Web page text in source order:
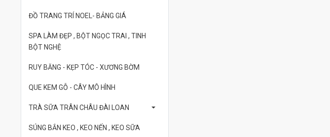
ĐỒ TRANG TRÍ NOEL- BẢNG GIÁ
SPA LÀM ĐẸP , BỘT NGỌC TRAI , TINH
BỘT NGHỆ
RUY BĂNG - KẸP TÓC - XƯƠNG BỜM
QUE KEM GỖ - CÂY MÔ HÌNH
TRÀ SỮA TRÂN CHÂU ĐÀI LOAN
SÚNG BẮN KEO , KEO NẾN , KEO SỮA